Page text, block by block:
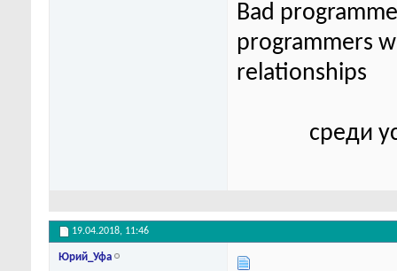
Bad
programmers
relationships
среди
19.04.2018, 11:46
Юрий_Уфа